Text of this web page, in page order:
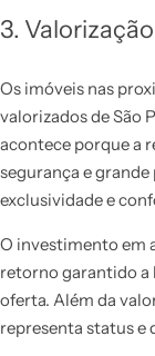
3.
Os imóveis nas
valorizados de São
acontece porque a
segurança e
exclusividade e
O investimento em
retorno garantido a
oferta. Além da
representa status e